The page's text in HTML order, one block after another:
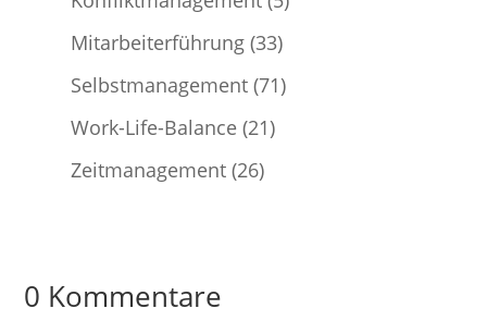
Mitarbeiterführung(33)
Selbstmanagement(71)
Work-Life-Balance(21)
Zeitmanagement(26)
0 Kommentare